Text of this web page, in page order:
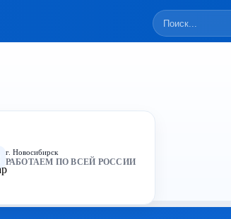
г. Новосибирск
РАБОТАЕМ ПО ВСЕЙ РОССИИ